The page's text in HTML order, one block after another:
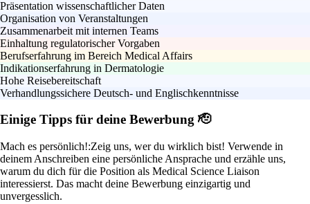
Präsentation wissenschaftlicher Daten
Organisation von Veranstaltungen
Zusammenarbeit mit internen Teams
Einhaltung regulatorischer Vorgaben
Berufserfahrung im Bereich Medical Affairs
Indikationserfahrung in Dermatologie
Hohe Reisebereitschaft
Verhandlungssichere Deutsch- und Englischkenntnisse
Einige Tipps für deine Bewerbung 🫡
Mach es persönlich!:Zeig uns, wer du wirklich bist! Verwende in
deinem Anschreiben eine persönliche Ansprache und erzähle uns,
warum du dich für die Position als Medical Science Liaison
interessierst. Das macht deine Bewerbung einzigartig und
unvergesslich.